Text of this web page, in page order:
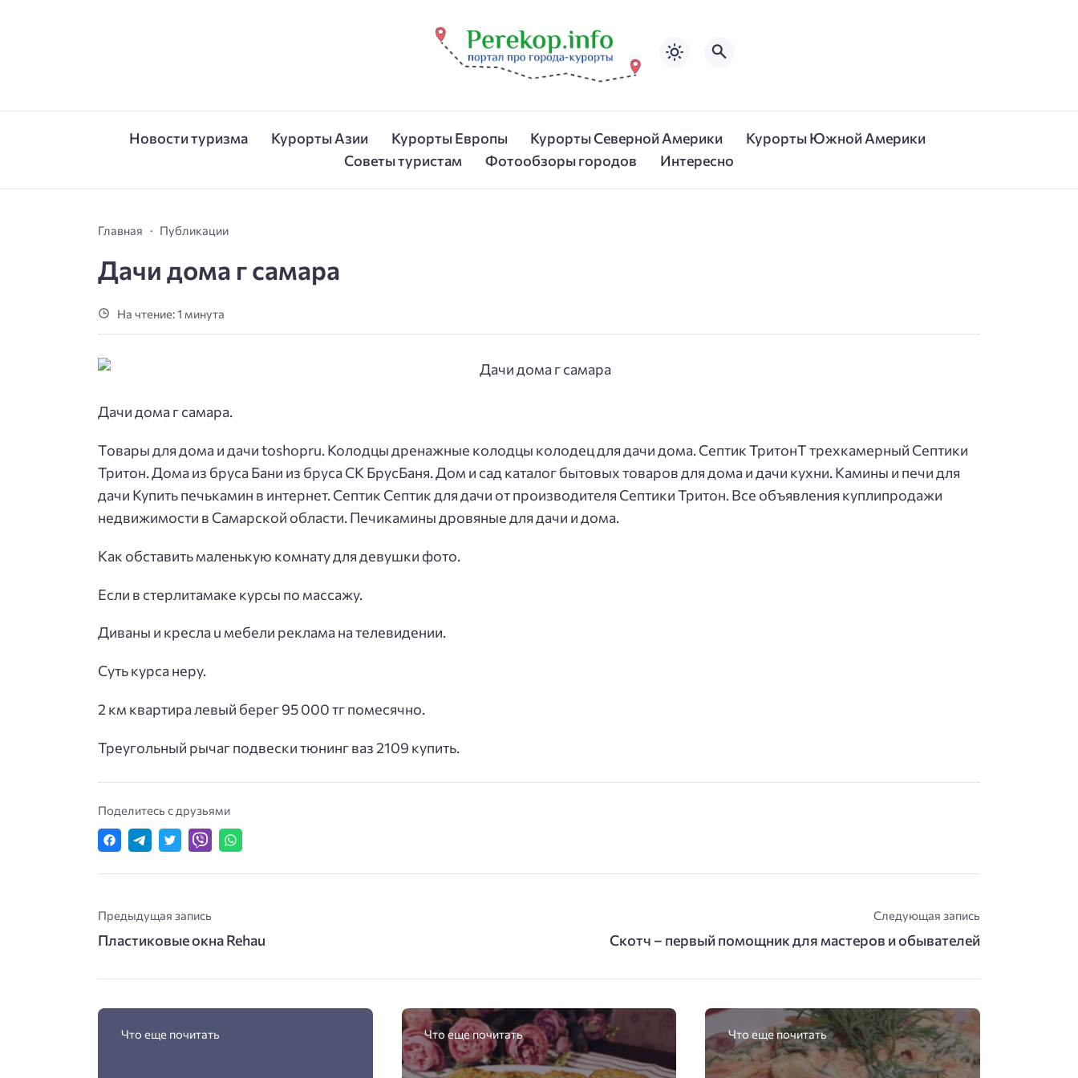
Новости туризма Курорты Азии Курорты Европы Курорты Северной Америки
Курорты Южной Америки
Советы туристам
Фотообзоры городов Интересно
Главная Публикации
Дачи дома г самара
На чтение: 1 минута
Дачи дома г самара.
Товары для дома и дачи toshopru. Колодцы дренажные колодцы колодец для дачи дома. Септик ТритонТ трехкамерный Септики
Тритон. Дома из бруса Бани из бруса СК БрусБаня. Дом и сад каталог бытовых товаров для дома и дачи кухни. Камины и печи для
дачи Купить печькамин в интернет. Септик Септик для дачи от производителя Септики Тритон. Все объявления куплипродажи
недвижимости в Самарской области. Печикамины дровяные для дачи и дома.
Как обставить маленькую комнату для девушки фото.
Если в стерлитамаке курсы по массажу.
Диваны и кресла u мебели реклама на телевидении.
Суть курса неру.
2 км квартира левый берег 95 000 тг помесячно.
Треугольный рычаг подвески тюнинг ваз 2109 купить.
Поделитесь с друзьями
Предыдущая запись
Пластиковые окна Rehau
Следующая запись
Скотч – первый помощник для мастеров и обывателей
Что еще почитать Что еще почитать Что еще почитать